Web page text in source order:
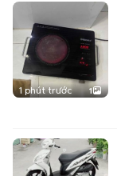
1 phút trước 1